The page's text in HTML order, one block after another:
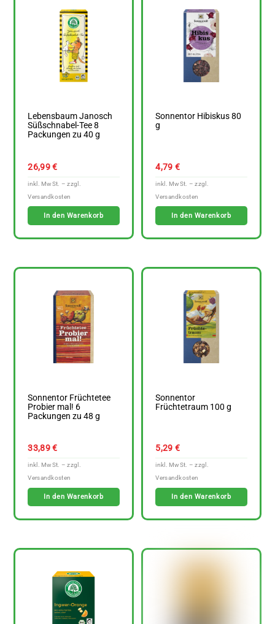
Lebensbaum Janosch
Süßschnabel-Tee 8
Packungen zu 40 g
26,99€
In den Warenkorb
Sonnentor Hibiskus 80
g
4,79 €
In den Warenkorb
Sonnentor Früchtetee
Probier mal! 6
Packungen zu 48 g
33,89€
In den Warenkorb
Sonnentor
Früchtetraum 100 g
5,29 €
In den Warenkorb